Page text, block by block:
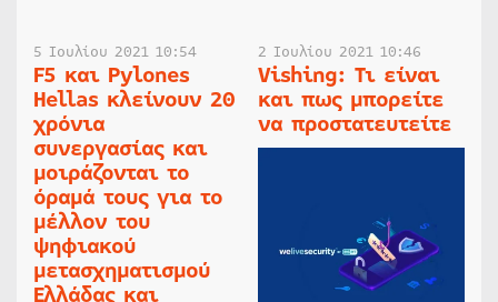
5 Ιουλίου 2021 10:54
F5 και Pylones
Hellas κλείνουν 20
χρόνια
συνεργασίας και
μοιράζονται το
όραμά τους για το
μέλλον του
ψηφιακού
μετασχηματισμού
Ελλάδας και
2 Ιουλίου 2021 10:46
Vishing: Τι είναι
και πως μπορείτε
να προστατευτείτε